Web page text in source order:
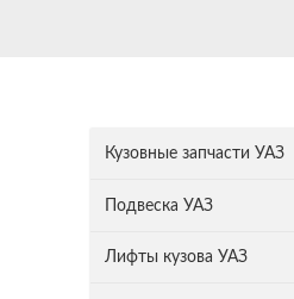
Кузовные запчасти УАЗ
Подвеска УАЗ
Лифты кузова УАЗ